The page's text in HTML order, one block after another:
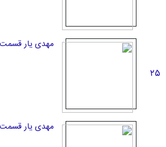
25
مهدی یار
مهدی یار